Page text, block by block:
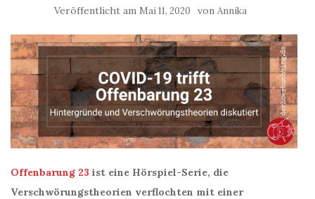
Veröffentlicht am Mai 11, 2020 von Annika
Offenbarung 23 ist eine Hörspiel-Serie, die
Verschwörungstheorien verflochten mit einer